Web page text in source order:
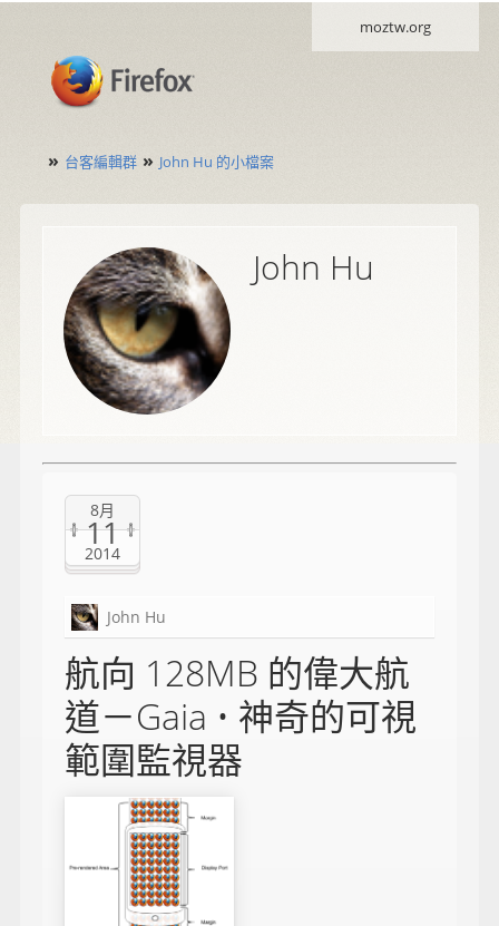
moztw.org
» 台客編輯群 » John Hu 的小檔案
John Hu
8月
11
2014
John Hu
航向 128MB 的偉大航
道－Gaia • 神奇的可視
範圍監視器